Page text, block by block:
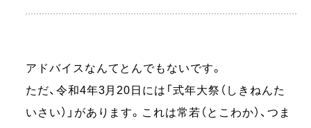
アドバイスなんてとんでもないです。
ただ、令和4年3月20日には「式年大祭（しきねんた
いさい）」があります。これは常若（とこわか）、つま